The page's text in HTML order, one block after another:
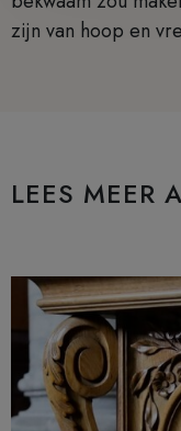
zijn van hoop en
LEES MEER